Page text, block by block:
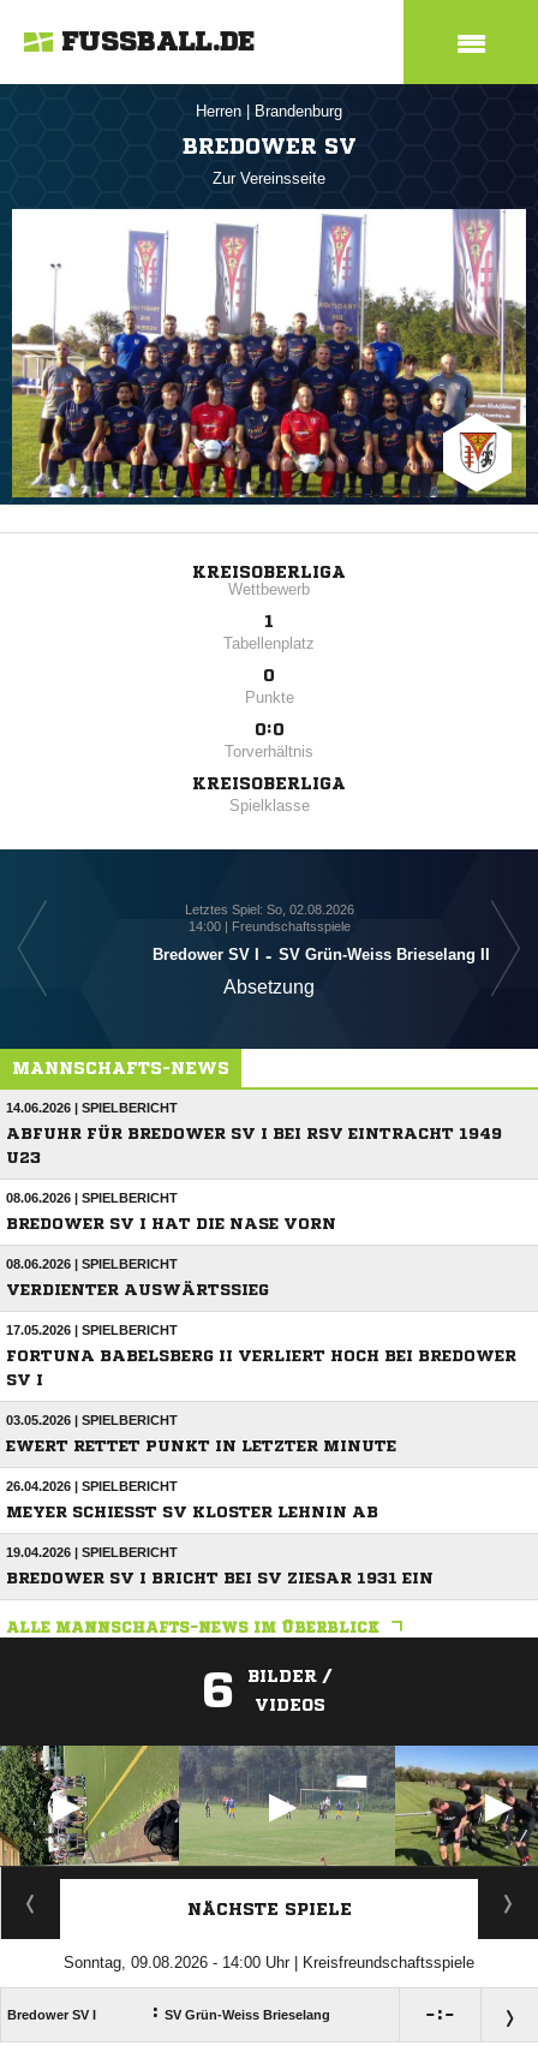
FUSSBALL.DE
Herren Brandenburg
BREDOWER SV
Zur Vereinsseite
KREISOBERLIGA
Wettbewerb
1
Tabellenplatz
0
Punkte
0:0
Torverhältnis
KREISOBERLIGA
Spielklasse
Letztes Spiel: So, 02.08.2026
14:00 | Freundschaftsspiele
Bredower SV I - SV Grün-Weiss Brieselang II
Absetzung
MANNSCHAFTS-NEWS
14.06.2026 | SPIELBERICHT
ABFUHR FÜR BREDOWER SV I BEI RSV EINTRACHT 1949
U23
08.06.2026 | SPIELBERICHT
BREDOWER SV I HAT DIE NASE VORN
08.06.2026 | SPIELBERICHT
VERDIENTER AUSWÄRTSSIEG
17.05.2026 | SPIELBERICHT
FORTUNA BABELSBERG II VERLIERT HOCH BEI BREDOWER
SV I
03.05.2026 | SPIELBERICHT
EWERT RETTET PUNKT IN LETZTER MINUTE
26.04.2026 | SPIELBERICHT
MEYER SCHIESST SV KLOSTER LEHNIN AB
19.04.2026 | SPIELBERICHT
BREDOWER SV I BRICHT BEI SV ZIESAR 1931 EIN
ALLE MANNSCHAFTS-NEWS IM ÜBERBLICK
6
BILDER /
VIDEOS
ANZEIGE
NÄCHSTE SPIELE
Sonntag, 09.08.2026 - 14:00 Uhr | Kreisfreundschaftsspiele
Bredower SV I : SV Grün-Weiss Brieselang :